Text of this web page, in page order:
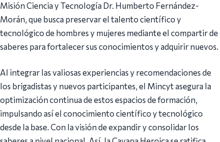
Misión Ciencia y Tecnología Dr. Humberto Fernández-
Morán, que busca preservar el talento científico y
tecnológico de hombres y mujeres mediante el compartir de
saberes para fortalecer sus conocimientos y adquirir nuevos.
Al integrar las valiosas experiencias y recomendaciones de
los brigadistas y nuevos participantes, el Mincyt asegura la
optimización continua de estos espacios de formación,
impulsando así el conocimiento científico y tecnológico
desde la base. Con la visión de expandir y consolidar los